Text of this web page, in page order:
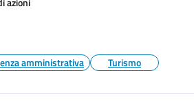
amministrativa Turismo